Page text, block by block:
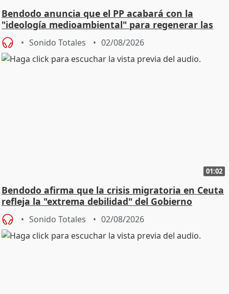
Bendodo anuncia que el PP acabará con la
"ideología medioambiental" para regenerar las
playas
Sonido Totales 02/08/2026
01:02
Bendodo afirma que la crisis migratoria en Ceuta
refleja la "extrema debilidad" del Gobierno
Sonido Totales 02/08/2026